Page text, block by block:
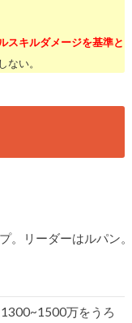
スキルダメージを基準と
ない。
。リーダーはルパン。
万をうろ